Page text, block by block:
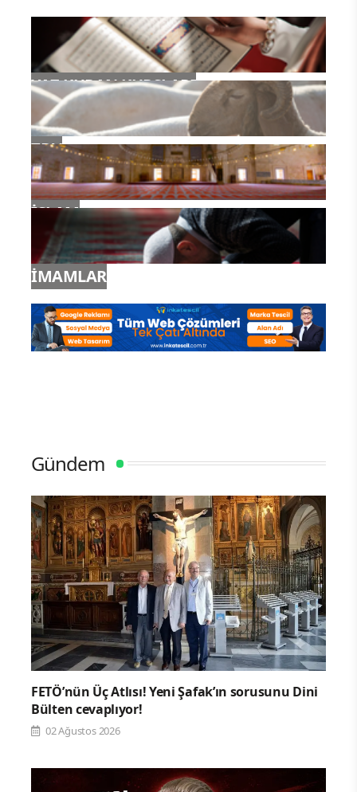
YAZ KURAN KURSLARI
TDV
İSLAM
İMAMLAR
Gündem
FETÖ’nün Üç Atlısı! Yeni Şafak’ın sorusunu Dini
Bülten cevaplıyor!
02 Ağustos 2026